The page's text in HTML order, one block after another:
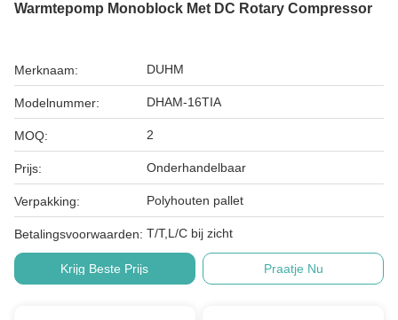
Warmtepomp Monoblock Met DC Rotary Compressor
Merknaam: DUHM
Modelnummer: DHAM-16TIA
MOQ: 2
Prijs: Onderhandelbaar
Verpakking: Polyhouten pallet
Betalingsvoorwaarden: T/T,L/C bij zicht
Krijg Beste Prijs Praatje Nu